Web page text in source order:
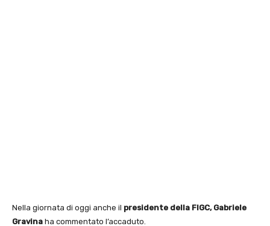
Nella giornata di oggi anche il presidente della FIGC, Gabriele
Gravina ha commentato l’accaduto.